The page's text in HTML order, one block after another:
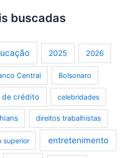
buscadas
2025 2026
Central Bolsonaro
de crédito celebridades
direitos trabalhistas
superior entretenimento